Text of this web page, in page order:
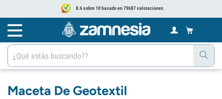
8.6 sobre 10 basado en 79687 valoraciones
Maceta De Geotextil